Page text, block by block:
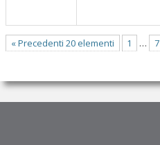
« Precedenti 20 elementi 1 … 7